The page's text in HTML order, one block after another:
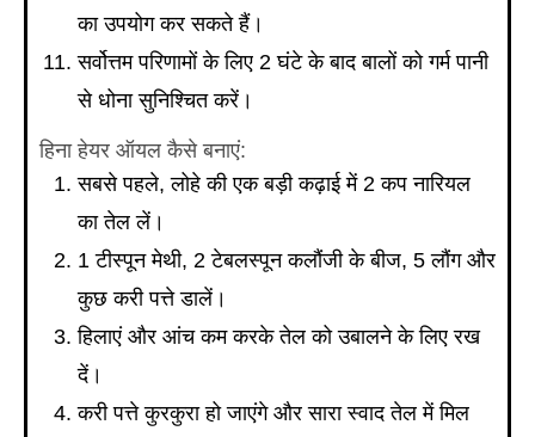
का उपयोग कर सकते हैं।
सर्वोत्तम परिणामों के लिए 2 घंटे के बाद बालों को गर्म पानी
से धोना सुनिश्चित करें।
हिना हेयर ऑयल कैसे बनाएं:
सबसे पहले, लोहे की एक बड़ी कढ़ाई में 2 कप नारियल
का तेल लें।
1 टीस्पून मेथी, 2 टेबलस्पून कलौंजी के बीज, 5 लौंग और
कुछ करी पत्ते डालें।
हिलाएं और आंच कम करके तेल को उबालने के लिए रख
दें।
करी पत्ते कुरकुरा हो जाएंगे और सारा स्वाद तेल में मिल